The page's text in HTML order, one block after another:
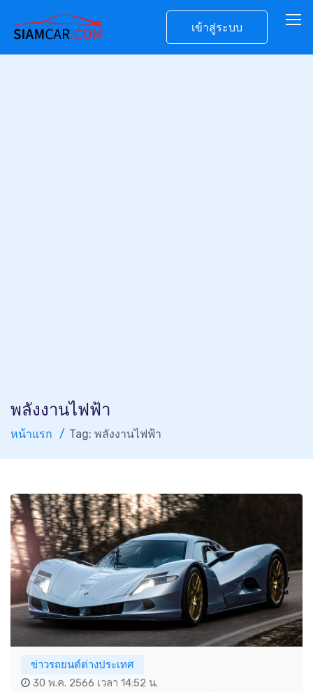
เข้าสู่ระบบ
พลังงานไฟฟ้า
หน้าแรก Tag: พลังงานไฟฟ้า
ข่าวรถยนต์ต่างประเทศ
30 พ.ค. 2566 เวลา 14:52 น.